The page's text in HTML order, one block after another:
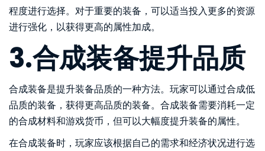
程度进行选择。对于重要的装备，可以适当投入更多的资源
进行强化，以获得更高的属性加成。
3.合成装备提升品质
合成装备是提升装备品质的一种方法。玩家可以通过合成低
品质的装备，获得更高品质的装备。合成装备需要消耗一定
的合成材料和游戏货币，但可以大幅度提升装备的属性。
在合成装备时，玩家应该根据自己的需求和经济状况进行选